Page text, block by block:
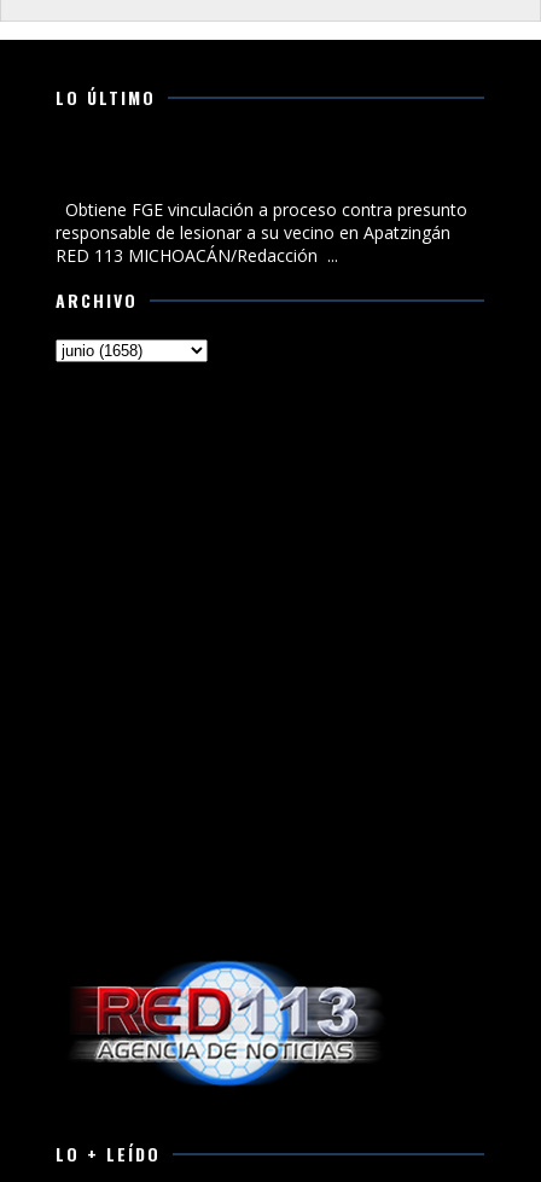
LO ÚLTIMO
Obtiene FGE vinculación a proceso contra presunto
responsable de lesionar a su vecino en Apatzingán
RED 113 MICHOACÁN/Redacción ...
ARCHIVO
LO + LEÍDO